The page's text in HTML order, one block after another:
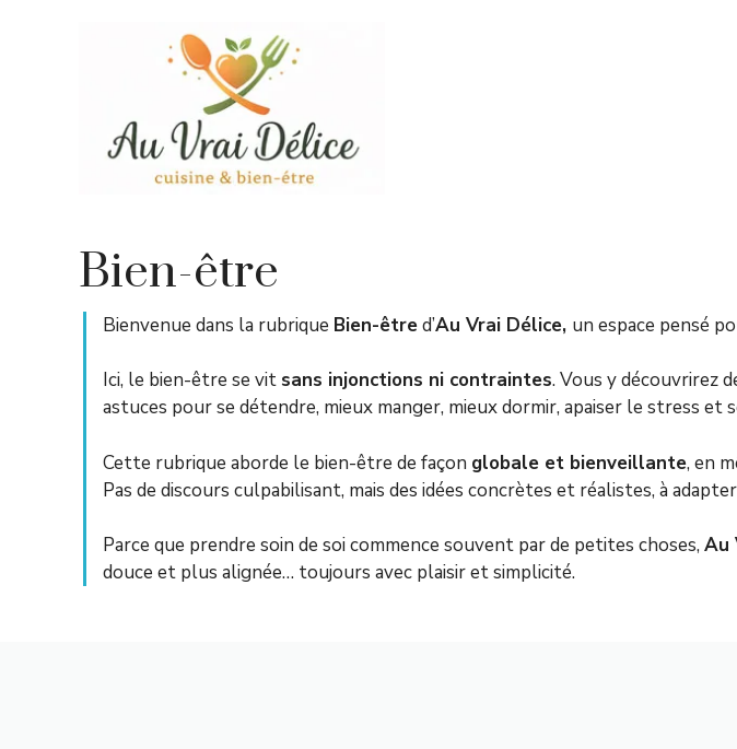
Bien-être
Bienvenue dans la rubrique Bien-êtred’Au Vrai Délice, un espace pensé
Ici, le bien-être se vit sans injonctions ni contraintes. Vous y découvrirez
astuces pour se détendre, mieux manger, mieux dormir, apaiser le stress et
Cette rubrique aborde le bien-être de façon globale et bienveillante, en
Pas de discours culpabilisant, mais des idées concrètes et réalistes, à
Parce que prendre soin de soi commence souvent par de petites choses, Au
douce et plus alignée… toujours avec plaisir et simplicité.